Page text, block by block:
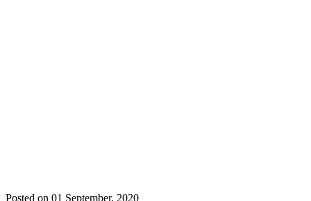
Posted on 01 September, 2020